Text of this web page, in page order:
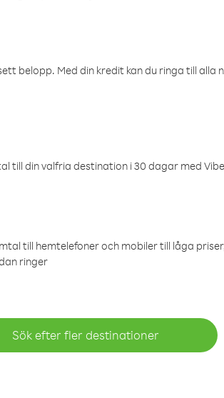
belopp. Med din kredit kan du ringa till alla
din valfria destination i 30 dagar med
till hemtelefoner och mobiler till låga
ringer
Sök efter fler destinationer